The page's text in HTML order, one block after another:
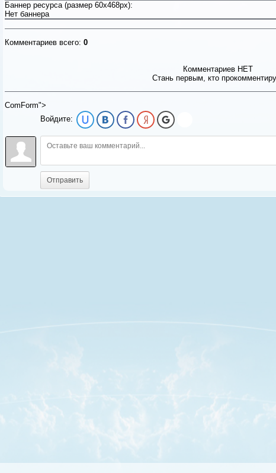
Баннер ресурса (размер 60x468px):
Нет баннера
Комментариев всего: 0
Комментариев НЕТ
Стань первым, кто
ComForm">
Войдите:
Отправить